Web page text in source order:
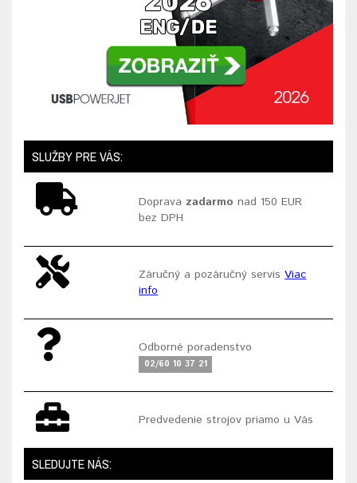
SLUŽBY PRE VÁS:
Doprava zadarmo nad 150 EUR
bez DPH
Záručný a pozáručný servisViac
info
Odborné poradenstvo
02/60 10 37 21
Predvedenie strojov priamo u Vás
SLEDUJTE NÁS: